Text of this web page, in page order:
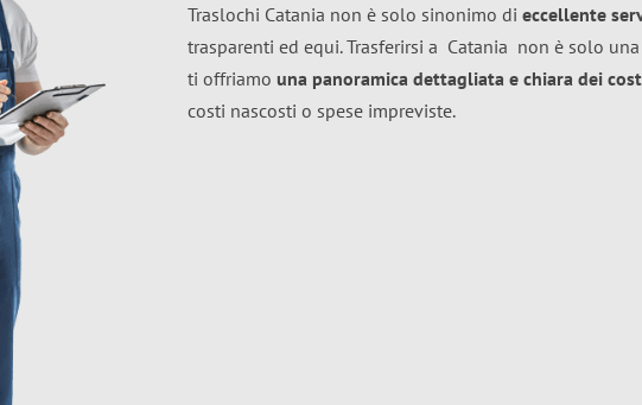
Traslochi Catania non è solo sinonimo di eccellente
trasparenti ed equi. Trasferirsi a Catania non è solo
ti offriamo una panoramica dettagliata e chiara dei
costi nascosti o spese impreviste.